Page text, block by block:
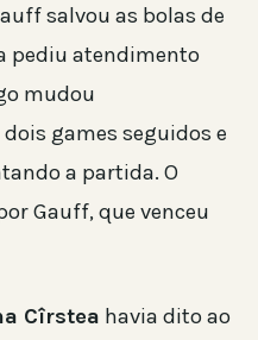
salvou as bolas de
pediu atendimento
mudou
games seguidos e
a partida. O
Gauff, que venceu
Cîrstea havia dito ao